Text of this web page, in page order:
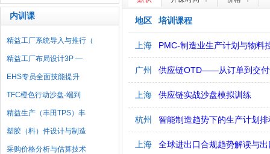
内训课
精益工厂系统导入与推行（
精益工厂布局设计3P —
EHS专员全面技能提升
TFC橙色行动沙盘-端到
精益生产（丰田TPS）丰
塑胶（料）件设计与制造
采购价格分析与估算技术
地区 培训课程
上海 PMC-制造业生产计划与物料
广州 供应链OTD——从订单到交付
上海 供应链实战沙盘模拟训练
杭州 智能制造趋势下的生产计划
上海 全球进出口合规趋势解读与